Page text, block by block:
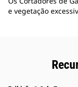
e vegetação